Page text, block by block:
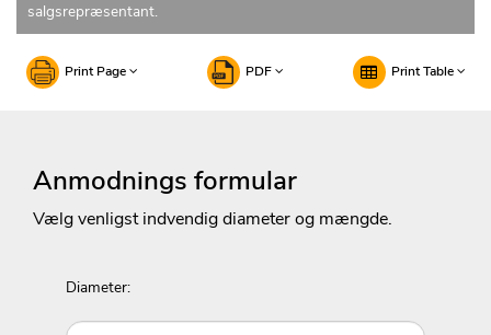
salgsrepræsentant.
Print Page PDF Print Table
Anmodnings formular
Vælg venligst indvendig diameter og mængde.
Diameter: